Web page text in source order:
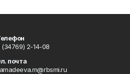
(34769) 2-14-08
почта